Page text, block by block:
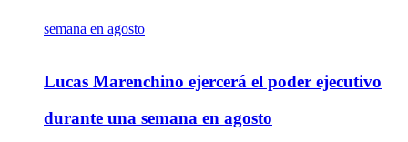
Lucas Marenchino ejercerá el poder ejecutivo
durante una semana en agosto